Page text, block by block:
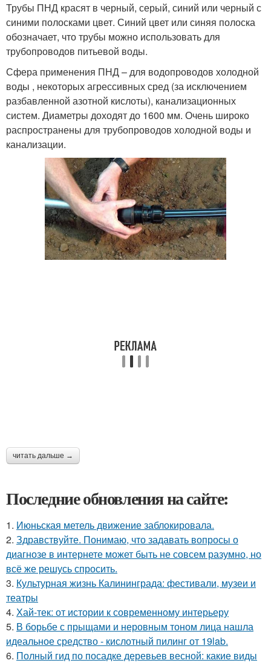
Трубы ПНД красят в черный, серый, синий или черный с
синими полосками цвет. Синий цвет или синяя полоска
обозначает, что трубы можно использовать для
трубопроводов питьевой воды.
Сфера применения ПНД – для водопроводов холодной
воды , некоторых агрессивных сред (за исключением
разбавленной азотной кислоты), канализационных
систем. Диаметры доходят до 1600 мм. Очень широко
распространены для трубопроводов холодной воды и
канализации.
читать дальше →
Последние обновления на сайте:
1. Июньская метель движение заблокировала.
2. Здравствуйте. Понимаю, что задавать вопросы о
диагнозе в интернете может быть не совсем разумно, но
всё же решусь спросить.
3. Культурная жизнь Калининграда: фестивали, музеи и
театры
4. Хай-тек: от истории к современному интерьеру
5. В борьбе с прыщами и неровным тоном лица нашла
идеальное средство - кислотный пилинг от 19lab.
6. Полный гид по посадке деревьев весной: какие виды